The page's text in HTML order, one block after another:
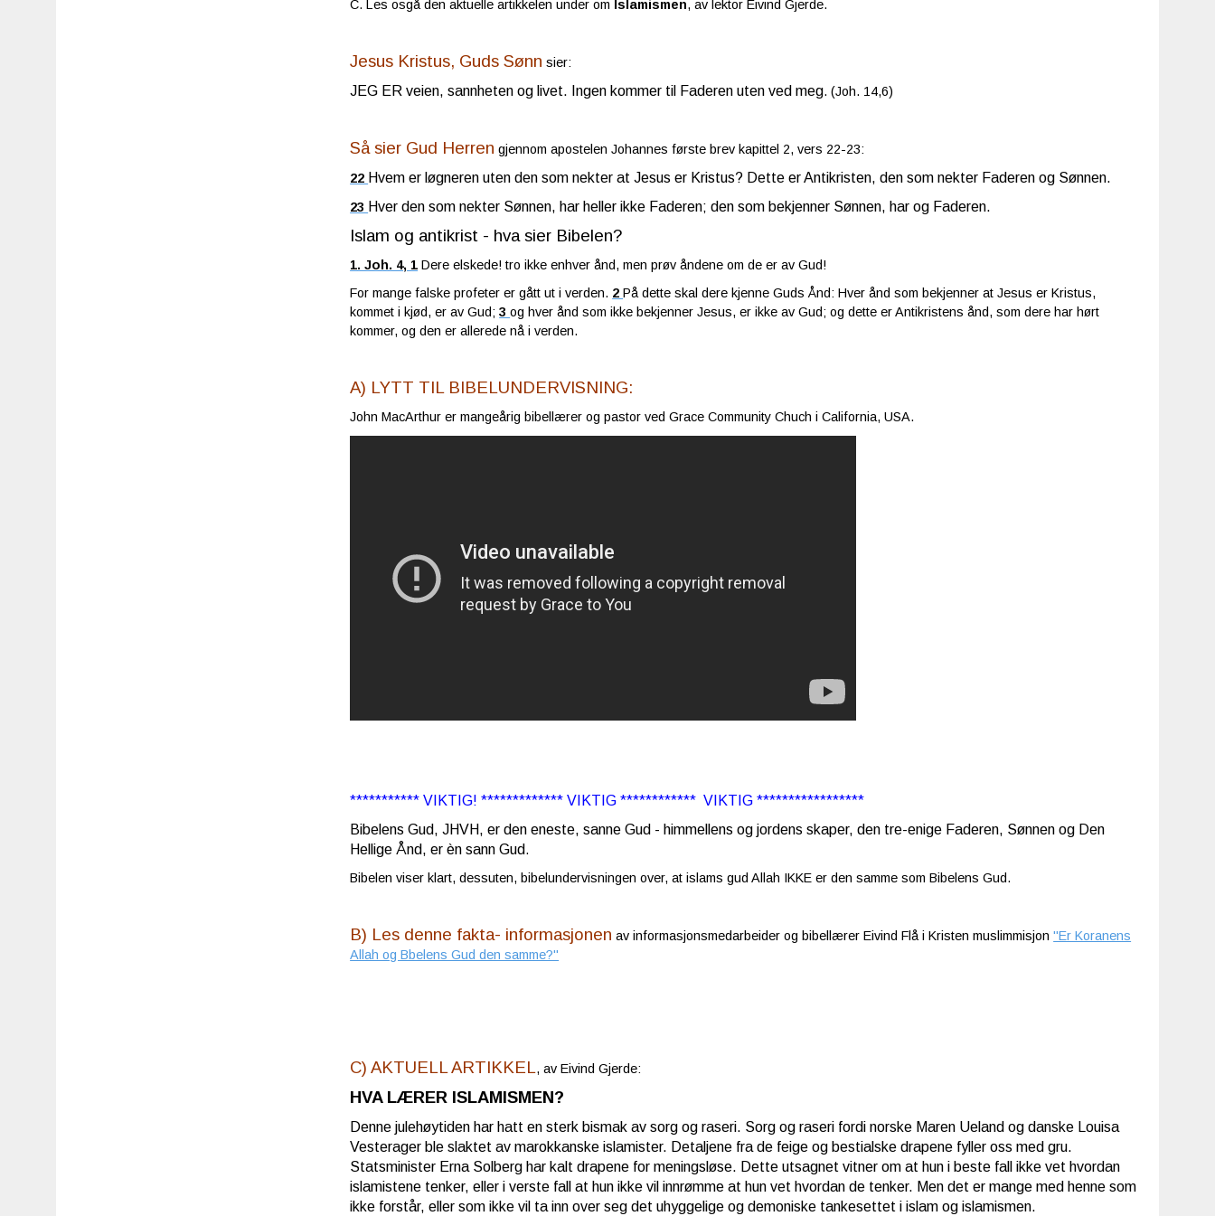
C. Les osgå den aktuelle artikkelen under om Islamismen, av lektor Eivind Gjerde.
Jesus Kristus, Guds Sønn sier:
JEG ER veien, sannheten og livet. Ingen kommer til Faderen uten ved meg. (Joh. 14,6)
Så sier Gud Herren gjennom apostelen Johannes første brev kapittel 2, vers 22-23:
22 Hvem er løgneren uten den som nekter at Jesus er Kristus? Dette er Antikristen, den som nekter Faderen og Sønnen.
23 Hver den som nekter Sønnen, har heller ikke Faderen; den som bekjenner Sønnen, har og Faderen.
Islam og antikrist - hva sier Bibelen?
1. Joh. 4, 1 Dere elskede! tro ikke enhver ånd, men prøv åndene om de er av Gud!
For mange falske profeter er gått ut i verden. 2På dette skal dere kjenne Guds Ånd: Hver ånd som bekjenner at Jesus er Kristus,
kommet i kjød, er av Gud;3og hver ånd som ikke bekjenner Jesus, er ikke av Gud; og dette er Antikristens ånd, som dere har hørt
kommer, og den er allerede nå i verden.
A) LYTT TIL BIBELUNDERVISNING:
John MacArthur er mangeårig bibellærer og pastor ved Grace Community Chuch i California, USA.
*********** VIKTIG! ************* VIKTIG ************ VIKTIG *****************
Bibelens Gud, JHVH, er den eneste, sanne Gud - himmellens og jordens skaper, den tre-enige Faderen, Sønnen og Den
Hellige Ånd, er èn sann Gud.
Bibelen viser klart, dessuten, bibelundervisningen over, at islams gud Allah IKKE er den samme som Bibelens Gud.
B) Les denne fakta- informasjonen av informasjonsmedarbeider og bibellærer Eivind Flå i Kristen muslimmisjon"Er Koranens
Allah og Bbelens Gud den samme?"
C) AKTUELL ARTIKKEL, av Eivind Gjerde:
HVA LÆRER ISLAMISMEN?
Denne julehøytiden har hatt en sterk bismak av sorg og raseri. Sorg og raseri fordi norske Maren Ueland og danske Louisa
Vesterager ble slaktet av marokkanske islamister. Detaljene fra de feige og bestialske drapene fyller oss med gru.
Statsminister Erna Solberg har kalt drapene for meningsløse. Dette utsagnet vitner om at hun i beste fall ikke vet hvordan
islamistene tenker, eller i verste fall at hun ikke vil innrømme at hun vet hvordan de tenker. Men det er mange med henne som
ikke forstår, eller som ikke vil ta inn over seg det uhyggelige og demoniske tankesettet i islam og islamismen.